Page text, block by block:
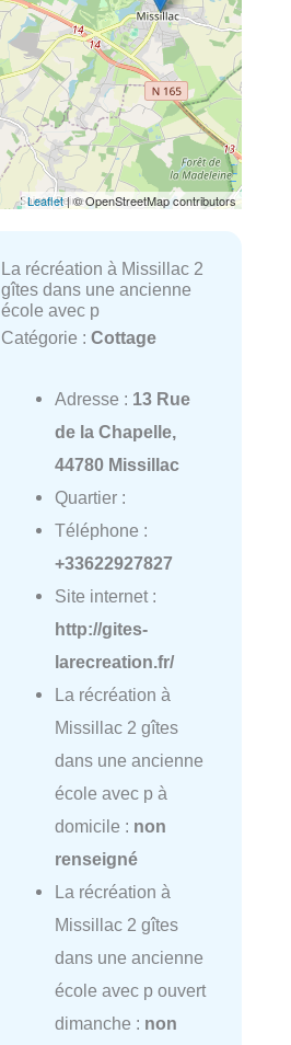
Leaflet| © OpenStreetMap contributors
La récréation à Missillac 2
gîtes dans une ancienne
école avec p
Catégorie : Cottage
Adresse : 13 Rue
de la Chapelle,
44780 Missillac
Quartier :
Téléphone :
+33622927827
Site internet :
http://gites-
larecreation.fr/
La récréation à
Missillac 2 gîtes
dans une ancienne
école avec p à
domicile : non
renseigné
La récréation à
Missillac 2 gîtes
dans une ancienne
école avec p ouvert
dimanche : non